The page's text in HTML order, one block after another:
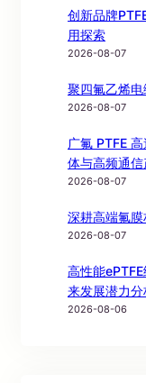
创新品牌
用探索
2026-08-07
聚四氟乙烯
2026-08-07
广氟 PTFE
体与高频通信
2026-08-07
深耕高端氟
2026-08-07
高性能
来发展潜力分
2026-08-06